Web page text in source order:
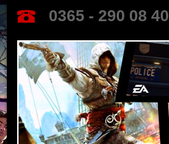
0365 - 290 08 40